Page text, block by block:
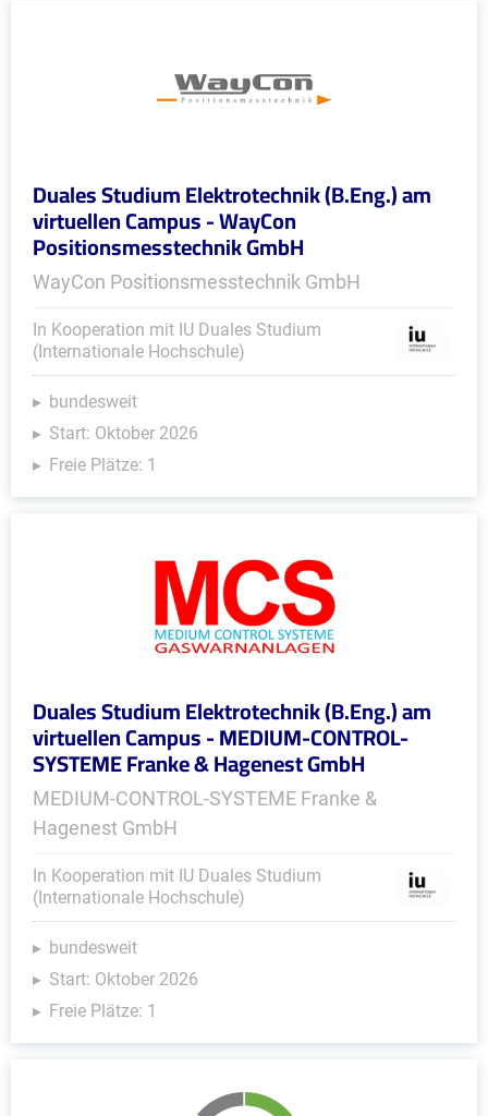
Duales Studium Elektrotechnik (B.Eng.) am
virtuellen Campus - WayCon
Positionsmesstechnik GmbH
WayCon Positionsmesstechnik GmbH
In Kooperation mit IU Duales Studium
(Internationale Hochschule)
bundesweit
Start: Oktober 2026
Freie Plätze: 1
Duales Studium Elektrotechnik (B.Eng.) am
virtuellen Campus - MEDIUM-CONTROL-
SYSTEME Franke & Hagenest GmbH
MEDIUM-CONTROL-SYSTEME Franke &
Hagenest GmbH
In Kooperation mit IU Duales Studium
(Internationale Hochschule)
bundesweit
Start: Oktober 2026
Freie Plätze: 1